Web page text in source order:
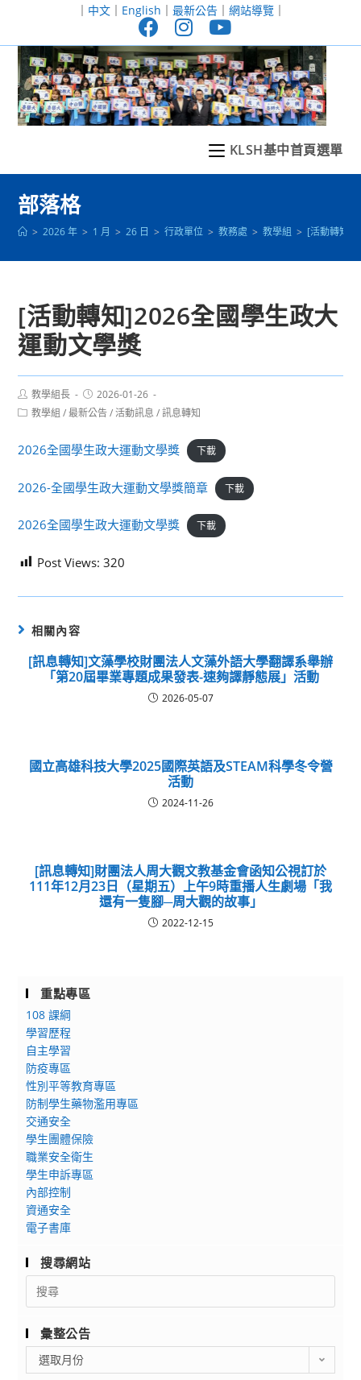
至
｜ 中文｜ English ｜ 最新公告｜ 網站導覽｜
KLSH基中首頁選單
部落格
> 2026 年 > 1 月 > 26 日 > 行政單位 > 教務處 > 教學組 > [活動轉知
[活動轉知]2026全國學生政大
運動文學獎
Post
author:
教學組長
Post
published:
2026-01-26
Post教學組 / 最新公告 / 活動訊息 / 訊息轉知
2026全國學生政大運動文學獎 下載
2026-全國學生政大運動文學獎簡章 下載
2026全國學生政大運動文學獎 下載
Post Views: 320
相關內容
[訊息轉知]文藻學校財團法人文藻外語大學翻譯系舉辦
「第20屆畢業專題成果發表-速夠譯靜態展」活動
2026-05-07
國立高雄科技大學2025國際英語及STEAM科學冬令營
活動
2024-11-26
[訊息轉知]財團法人周大觀文教基金會函知公視訂於
111年12月23日（星期五）上午9時重播人生劇場「我
還有一隻腳─周大觀的故事」
2022-12-15
重點專區
108 課綱
學習歷程
自主學習
防疫專區
性別平等教育專區
防制學生藥物濫用專區
交通安全
學生團體保險
職業安全衛生
學生申訴專區
內部控制
資通安全
電子書庫
搜尋網站
Search
for:
彙整公告
整
選取月份